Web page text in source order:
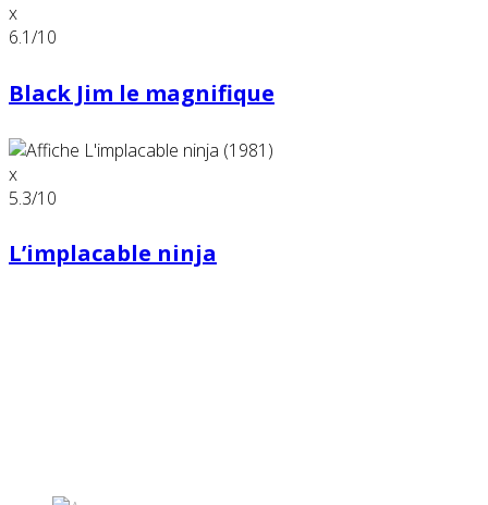
x
6.1/10
Black Jim le magnifique
x
5.3/10
L’implacable ninja